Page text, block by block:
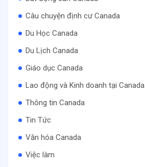
Câu chuyện định cư Canada
Du Học Canada
Du Lịch Canada
Giáo dục Canada
Lao động và Kinh doanh tại Canada
Thông tin Canada
Tin Tức
Văn hóa Canada
Việc làm